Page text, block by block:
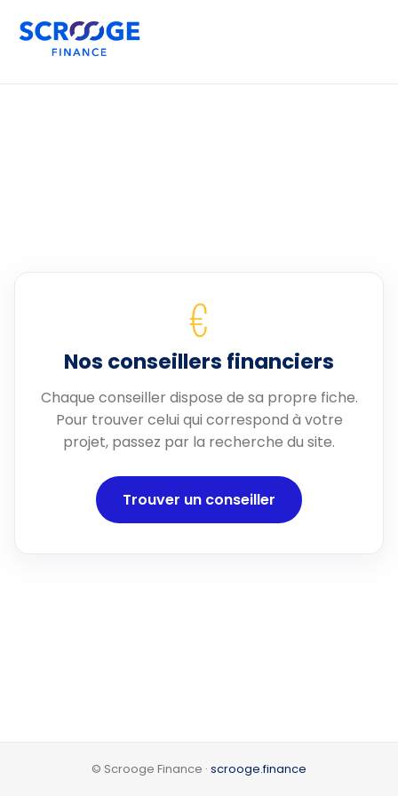
€
Nos conseillers financiers
Chaque conseiller dispose de sa propre fiche.
Pour trouver celui qui correspond à votre
projet, passez par la recherche du site.
Trouver un conseiller
© Scrooge Finance · scrooge.finance